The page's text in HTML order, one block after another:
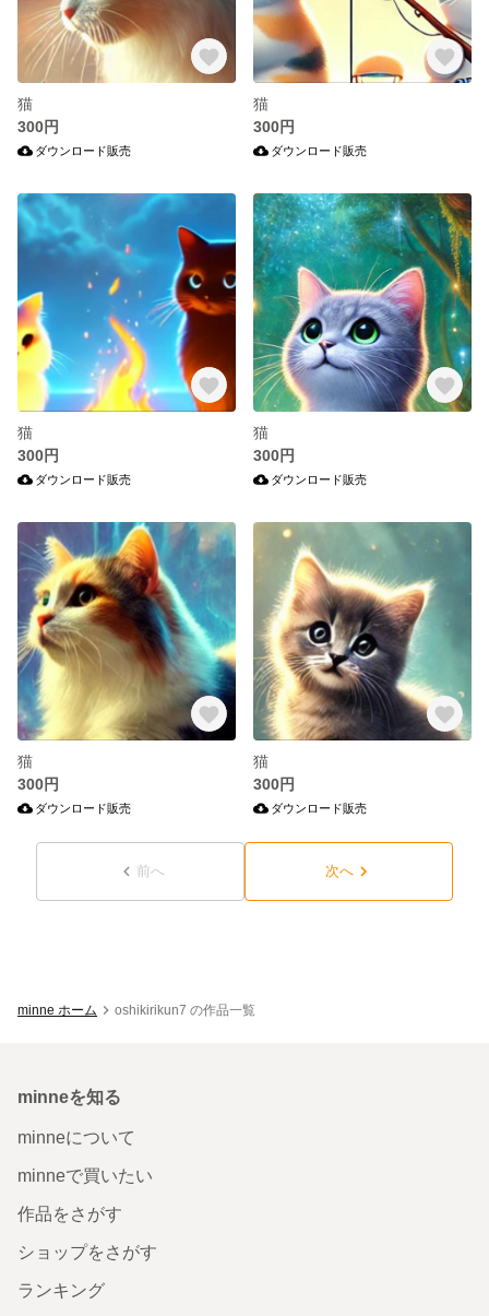
猫
300円
ダウンロード販売
猫
300円
ダウンロード販売
猫
300円
ダウンロード販売
猫
300円
ダウンロード販売
猫
300円
ダウンロード販売
猫
300円
ダウンロード販売
前へ 次へ
minne ホーム oshikirikun7 の作品一覧
minneを知る
minneについて
minneで買いたい
作品をさがす
ショップをさがす
ランキング